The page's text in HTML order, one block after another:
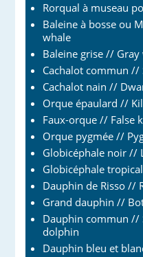
Rorqual à museau
Baleine à bosse ou
whale
Baleine grise // Gray
Cachalot commun //
Cachalot nain //
Orque épaulard //
Faux-orque // False
Orque pygmée //
Globicéphale noir //
Globicéphale
Dauphin de Risso //
Grand dauphin //
Dauphin commun //
dolphin
Dauphin bleu et